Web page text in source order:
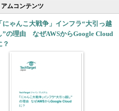
アムコンテンツ
「にゃんこ大戦争」インフラ“大引っ越
”の理由 なぜAWSからGoogle Cloud
？